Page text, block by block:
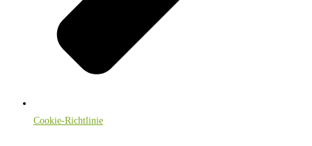
Cookie-Richtlinie